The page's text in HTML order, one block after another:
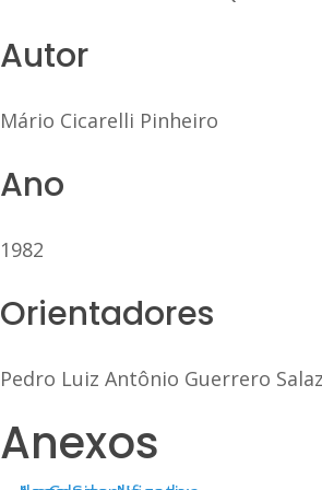
Autor
Mário Cicarelli Pinheiro
Ano
1982
Orientadores
Pedro Luiz Antônio Guerrero
Anexos